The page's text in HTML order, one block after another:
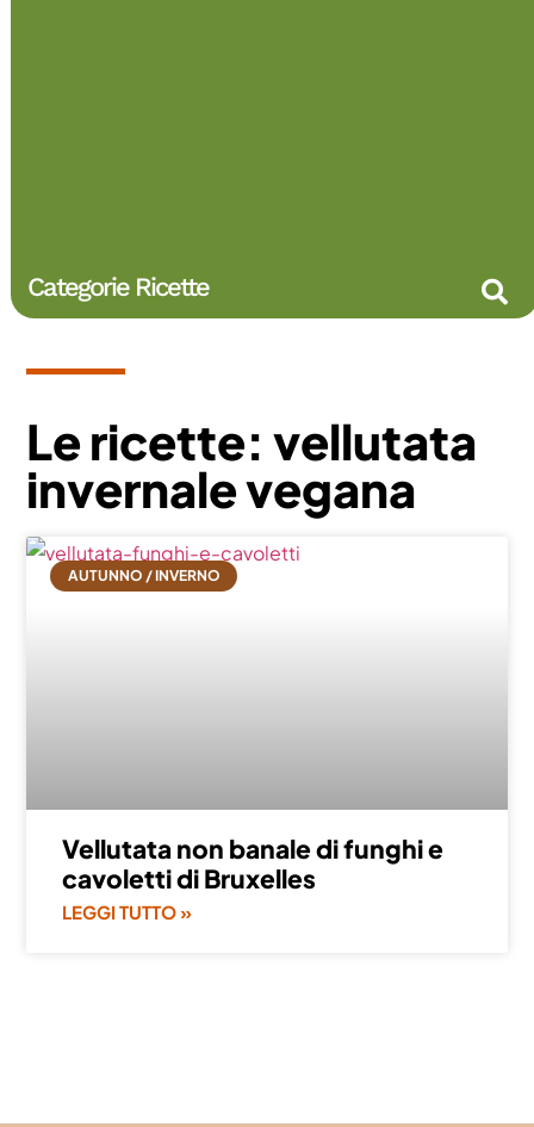
Categorie Ricette
Le ricette: vellutata
invernale vegana
AUTUNNO / INVERNO
Vellutata non banale di funghi e
cavoletti di Bruxelles
LEGGI TUTTO »